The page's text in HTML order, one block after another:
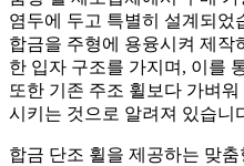
염두에 두고 특별히 설계되었
합금을 주형에 용융시켜 제작
한 입자 구조를 가지며, 이를
또한 기존 주조 휠보다 가벼
시키는 것으로 알려져 있습니
합금 단조 휠을 제공하는 맞